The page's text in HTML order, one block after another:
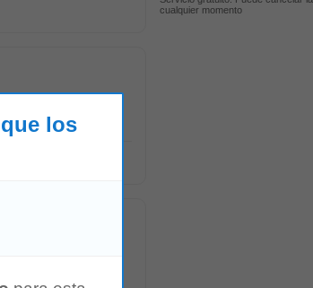
de reconocidas
de reconocidas
cualquier momento
los